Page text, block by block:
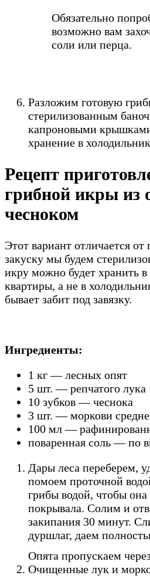
Обязательно
возможно вам
соли или перца.
Разложим готовую
стерилизованным
капроновыми
хранение в
Рецепт
грибной икры из
чесноком
Этот вариант отличается
закуску мы будем
икру можно будет хранить
квартиры, а не в
бывает забит под завязку.
Ингредиенты:
1 кг — лесных опят
5 шт. — репчатого лука
10 зубков — чеснока
3 шт. — моркови
100 мл —
поваренная соль — по
Дары леса переберем,
помоем проточной
грибы водой, чтобы
покрывала. Солим и
закипания 30 минут.
дуршлаг, даем
Опята пропускаем
Очищенные лук и